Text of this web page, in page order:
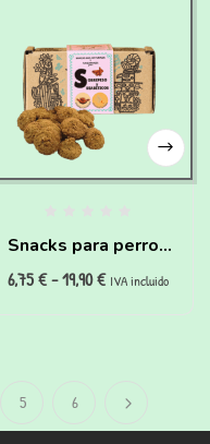
Snacks para perros
con sobrepeso y
6,75€-19,90€ IVA incluido
5 6